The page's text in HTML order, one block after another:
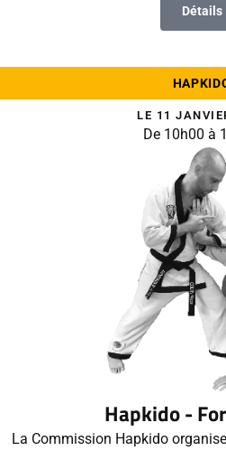
Détails
LE 11
De 10h00 à
Hapkido -
La Commission Hapkido